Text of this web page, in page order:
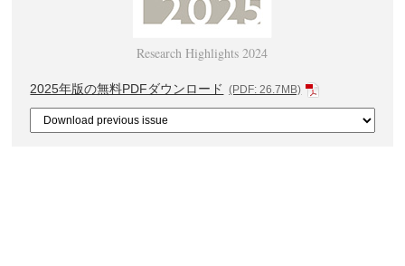
Research Highlights 2024
2025年版の無料PDFダウンロード (PDF: 26.7MB)